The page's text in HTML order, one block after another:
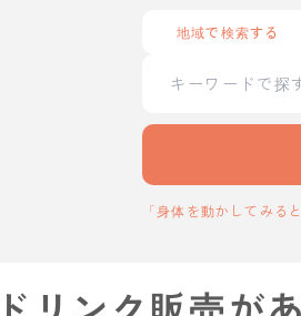
地域で検索する
「身体を動かしてみる